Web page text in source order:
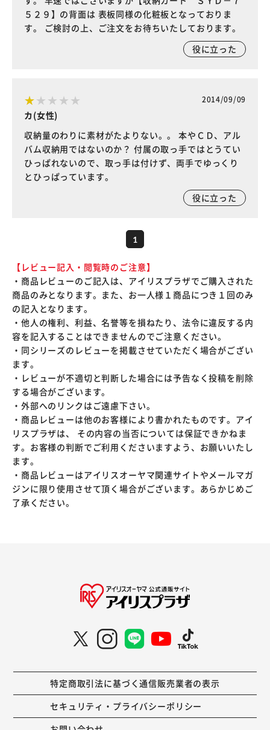
５２９】の背面は 表板同様の化粧板となっておりま
す。 ご検討の上、ご注文をお待ちいたしております。
役に立った
2014/09/09
カ(女性)
収納量のわりに素材がたよりない。。 本やＣＤ、アル
バム収納用ではないのか？ 付属の取っ手ではとうてい
ひっぱれないので、取っ手は付けず、両手でゆっくり
とひっぱっています。
役に立った
1
【レビュー記入・閲覧時のご注意】
・商品レビューのご記入は、アイリスプラザでご購入された
商品のみとなります。また、お一人様１商品につき１回のみ
の記入となります。
・他人の権利、利益、名誉等を損ねたり、法令に違反する内
容を記入することはできませんのでご注意ください。
・同シリーズのレビューを掲載させていただく場合がござい
ます。
・レビューが不適切と判断した場合には予告なく投稿を削除
する場合がございます。
・外部へのリンクはご遠慮下さい。
・商品レビューは他のお客様により書かれたものです。アイ
リスプラザは、 その内容の当否については保証できかねま
す。お客様の判断でご利用くださいますよう、お願いいたし
ます。
・商品レビューはアイリスオーヤマ関連サイトやメールマガ
ジンに限り使用させて頂く場合がございます。あらかじめご
了承ください。
特定商取引法に基づく通信販売業者の表示
セキュリティ・プライバシーポリシー